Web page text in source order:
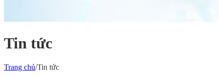
Tin tức
Trang chủ/Tin tức